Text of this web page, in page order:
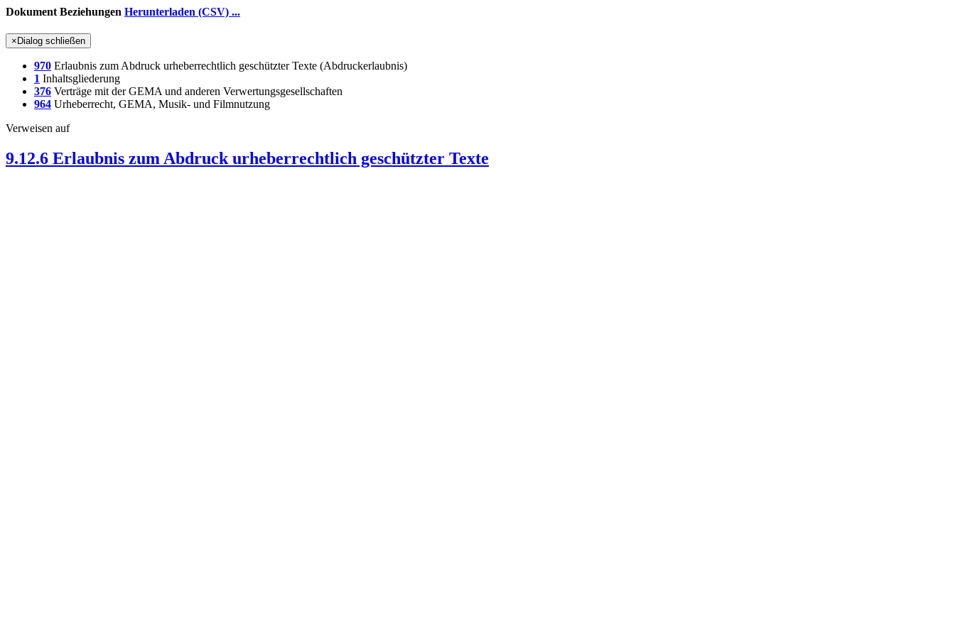
Dokument Beziehungen Herunterladen (CSV) ...
× Dialog schließen
970 Erlaubnis zum Abdruck urheberrechtlich geschützter Texte (Abdruckerlaubnis)
1 Inhaltsgliederung
376 Verträge mit der GEMA und anderen Verwertungsgesellschaften
964 Urheberrecht, GEMA, Musik- und Filmnutzung
Verweisen auf
9.12.6 Erlaubnis zum Abdruck urheberrechtlich geschützter Texte